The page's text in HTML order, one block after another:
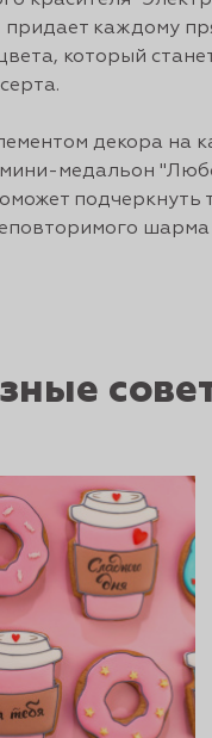
придает каждому
который
декора на
медальон
подчеркнуть
шарма